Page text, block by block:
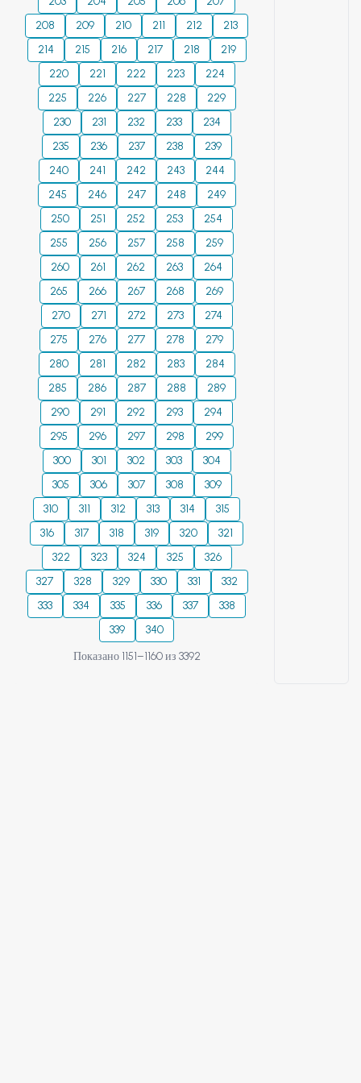
өндірістің
инженерлік-
техникалық
мамандарына
пайдалы болады.
208
209 210 211 212
213
214
215 216 217 218
219
220
221 222 223
224
225
226 227 228
229
230
231 232 233
234
235
236 237 238
239
240
241 242 243
244
245
246 247 248
249
250
251 252 253
254
255
256 257 258
259
260
261 262 263
264
265
266 267 268
269
270
271 272 273
274
275
276 277 278
279
280
281 282 283
284
285
286 287 288
289
290
291 292 293
294
295
296 297 298
299
300
301 302 303
304
305
306 307 308
309
310
311 312 313 314
315
316
317 318 319 320
321
322
323 324 325
326
327
328 329 330 331
332
333
334 335 336 337
338
339
340
Показано 1151–1160 из 3392